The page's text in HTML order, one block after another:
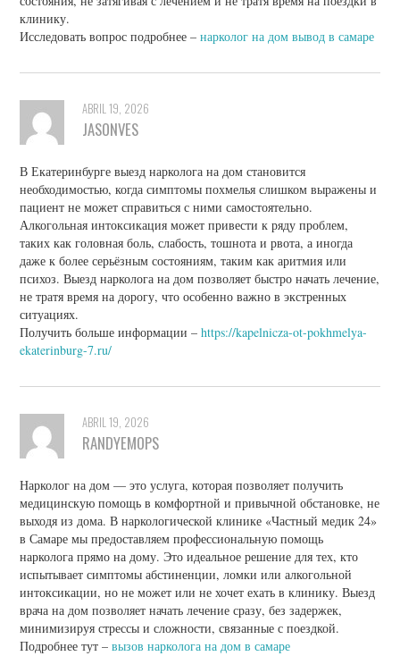
клинику.
Исследовать вопрос подробнее –нарколог на дом вывод в самаре
ABRIL 19, 2026
JASONVES
В Екатеринбурге выезд нарколога на дом становится
необходимостью, когда симптомы похмелья слишком выражены и
пациент не может справиться с ними самостоятельно.
Алкогольная интоксикация может привести к ряду проблем,
таких как головная боль, слабость, тошнота и рвота, а иногда
даже к более серьёзным состояниям, таким как аритмия или
психоз. Выезд нарколога на дом позволяет быстро начать лечение,
не тратя время на дорогу, что особенно важно в экстренных
ситуациях.
Получить больше информации –https://kapelnicza-ot-pokhmelya-
ekaterinburg-7.ru/
ABRIL 19, 2026
RANDYEMOPS
Нарколог на дом — это услуга, которая позволяет получить
медицинскую помощь в комфортной и привычной обстановке, не
выходя из дома. В наркологической клинике «Частный медик 24»
в Самаре мы предоставляем профессиональную помощь
нарколога прямо на дому. Это идеальное решение для тех, кто
испытывает симптомы абстиненции, ломки или алкогольной
интоксикации, но не может или не хочет ехать в клинику. Выезд
врача на дом позволяет начать лечение сразу, без задержек,
минимизируя стрессы и сложности, связанные с поездкой.
Подробнее тут –вызов нарколога на дом в самаре